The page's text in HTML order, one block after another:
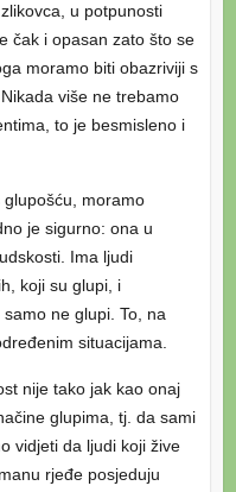
u potpunosti
čak i opasan zato što se
moramo biti obazriviji s
više ne trebamo
to je besmisleno i
moramo
je sigurno: ona u
Ima ljudi
koji su glupi, i
ne glupi. To, na
situacijama.
nije tako jak kao onaj
glupima, tj. da sami
vidjeti da ljudi koji žive
rjeđe posjeduju